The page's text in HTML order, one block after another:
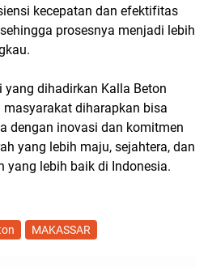
kecepatan dan efektifitas
prosesnya menjadi lebih
dihadirkan Kalla Beton
diharapkan bisa
dengan inovasi dan komitmen
yang lebih maju, sejahtera, dan
yang lebih baik di Indonesia.
MAKASSAR